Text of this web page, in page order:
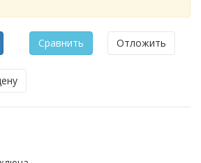
Сравнить Отложить